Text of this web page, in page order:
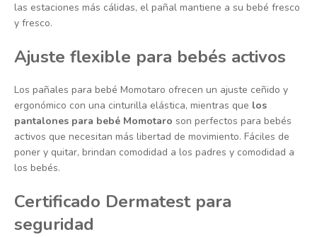
las estaciones más cálidas, el pañal mantiene a su bebé fresco
y fresco.
Ajuste flexible para bebés activos
Los pañales para bebé Momotaro ofrecen un ajuste ceñido y
ergonómico con una cinturilla elástica, mientras que los
pantalones para bebé Momotaro son perfectos para bebés
activos que necesitan más libertad de movimiento. Fáciles de
poner y quitar, brindan comodidad a los padres y comodidad a
los bebés.
Certificado Dermatest para
seguridad